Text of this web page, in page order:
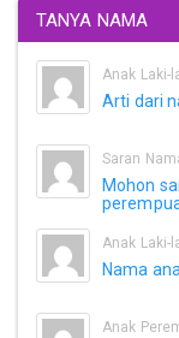
TANYA NAMA
Anak Laki-
Arti dari
Saran
Mohon
Anak Laki-
Nama
Anak